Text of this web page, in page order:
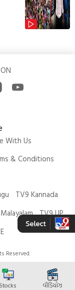
With Us
& Conditions
TV9 Kannada
TV9 UP
Reserved.
Stocks વીડિયોઝ